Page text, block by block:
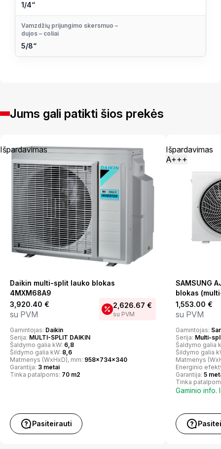
1/4“
Vamzdžių prijungimo skersmuo –
dujos – coliai
5/8“
Jums gali patikti šios prekės
Išpardavimas
Daikin multi-split lauko blokas
4MXM68A9
3,920.40 €
su PVM
2,626.67 €
su PVM
Gamintojas: Daikin
Serija: MULTI-SPLIT DAIKIN
Šaldymo galia kW: 6,8
Šildymo galia kW: 8,6
Matmenys (WxHxD), mm: 958x734x340
Garantija: 3 metai
Tinka patalpoms: 70 m2
Pasiteirauti
Išpardavimas
A+++
SAMSUNG
blokas
1,553.00 €
su PVM
Gamintojas:
Serija: Multi-
Šaldymo galia
Šildymo galia
Matmenys
Energinio
Garantija: 5
Tinka
Gaminio info.